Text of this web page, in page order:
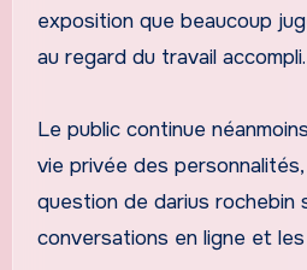
exposition que beaucoup
au regard du travail accompli.
Le public continue
vie privée des
question de darius rochebin
conversations en ligne et